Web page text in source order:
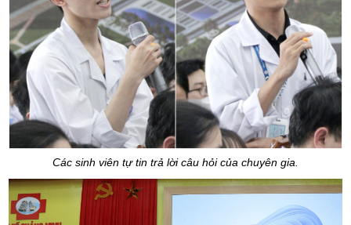
Các sinh viên tự tin trả lời câu hỏi của chuyên gia.